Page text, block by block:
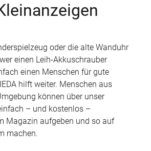
oder die alte Wanduhr
einen Leih-Akkuschrauber
einen Menschen für gute
hilft weiter. Menschen aus
können über unser
– und kostenlos –
Magazin aufgeben und so auf
machen.